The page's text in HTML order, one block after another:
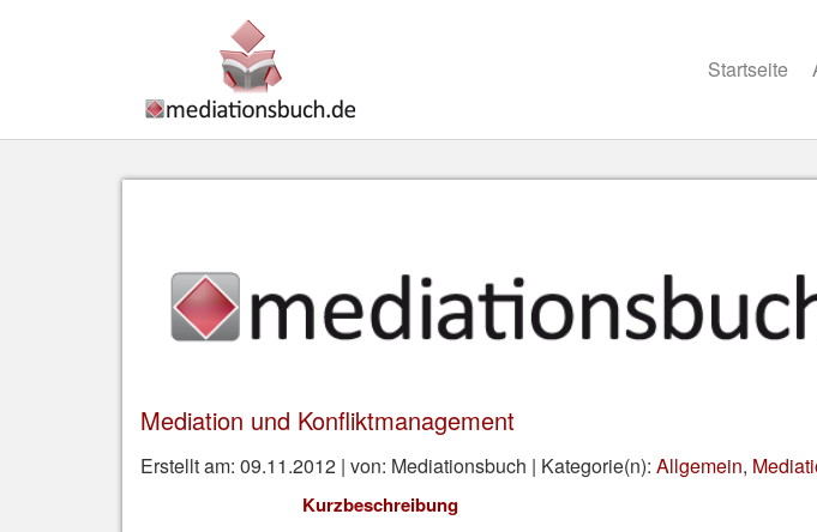
Startseite
Mediation und Konfliktmanagement
Erstellt am: 09.11.2012 | von: Mediationsbuch | Kategorie(n): Allgemein,
Kurzbeschreibung